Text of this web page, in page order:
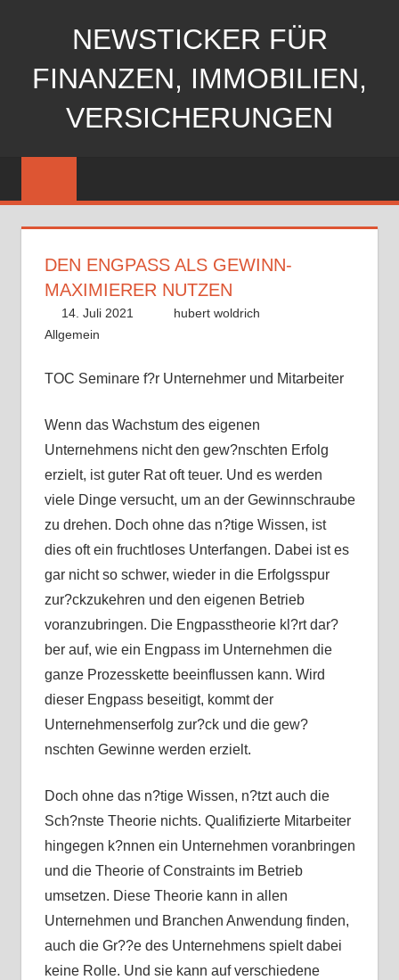
NEWSTICKER FÜR
FINANZEN, IMMOBILIEN,
VERSICHERUNGEN
DEN ENGPASS ALS GEWINN-
MAXIMIERER NUTZEN
14. Juli 2021
hubert woldrich
Allgemein
TOC Seminare f?r Unternehmer und Mitarbeiter
Wenn das Wachstum des eigenen
Unternehmens nicht den gew?nschten Erfolg
erzielt, ist guter Rat oft teuer. Und es werden
viele Dinge versucht, um an der Gewinnschraube
zu drehen. Doch ohne das n?tige Wissen, ist
dies oft ein fruchtloses Unterfangen. Dabei ist es
gar nicht so schwer, wieder in die Erfolgsspur
zur?ckzukehren und den eigenen Betrieb
voranzubringen. Die Engpasstheorie kl?rt dar?
ber auf, wie ein Engpass im Unternehmen die
ganze Prozesskette beeinflussen kann. Wird
dieser Engpass beseitigt, kommt der
Unternehmenserfolg zur?ck und die gew?
nschten Gewinne werden erzielt.
Doch ohne das n?tige Wissen, n?tzt auch die
Sch?nste Theorie nichts. Qualifizierte Mitarbeiter
hingegen k?nnen ein Unternehmen voranbringen
und die Theorie of Constraints im Betrieb
umsetzen. Diese Theorie kann in allen
Unternehmen und Branchen Anwendung finden,
auch die Gr??e des Unternehmens spielt dabei
keine Rolle. Und sie kann auf verschiedene